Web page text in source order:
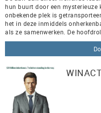
hun buurt door een mysterieuze
onbekende plek is
het in deze inmiddels
als ze samenwerken. De